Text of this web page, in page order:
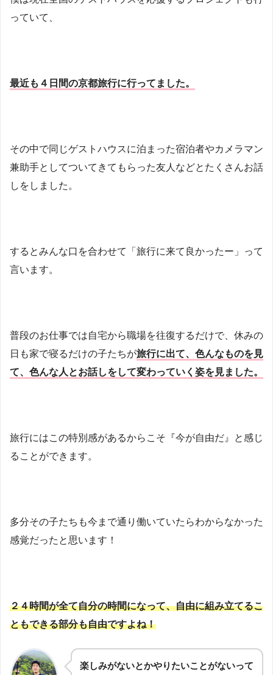
っていて、
最近も４日間の京都旅行に行ってました。
その中で同じゲストハウスに泊まった宿泊者やカメラマン
兼助手としてついてきてもらった友人などとたくさんお話
しをしました。
するとみんな口を合わせて「旅行に来て良かったー」って
言います。
普段のお仕事では自宅から職場を往復するだけで、休みの
日も家で寝るだけの子たちが旅行に出て、色んなものを見
て、色んな人とお話しをして変わっていく姿を見ました。
旅行にはこの特別感があるからこそ『今が自由だ』と感じ
ることができます。
多分その子たちも今まで通り働いていたらわからなかった
感覚だったと思います！
２４時間が全て自分の時間になって、自由に組み立てるこ
ともできる部分も自由ですよね！
楽しみがないとかやりたいことがないって